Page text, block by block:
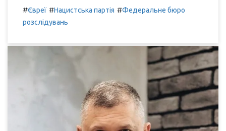
#Євреї #Нацистська партія #Федеральне бюро
розслідувань